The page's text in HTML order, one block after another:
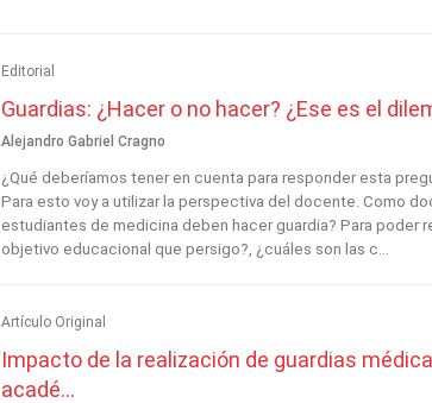
Editorial
Guardias: ¿Hacer o no hacer? ¿Ese es el
Alejandro Gabriel Cragno
¿Qué deberíamos tener en cuenta para responder esta
Para esto voy a utilizar la perspectiva del docente. Como
estudiantes de medicina deben hacer guardia? Para poder
objetivo educacional que persigo?, ¿cuáles son las c...
Artículo Original
Impacto de la realización de guardias
acadé...